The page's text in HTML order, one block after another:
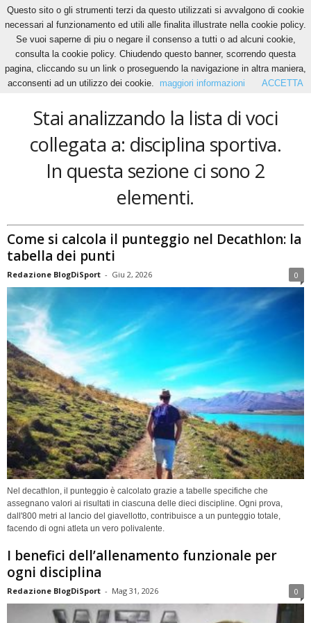
Home Tags Disciplina sportiva
disciplina sportiva
Stai analizzando la lista di voci
collegata a: disciplina sportiva.
In questa sezione ci sono 2
elementi.
Come si calcola il punteggio nel Decathlon: la
tabella dei punti
Redazione BlogDiSport - Giu 2, 2026 0
Nel decathlon, il punteggio è calcolato grazie a tabelle specifiche che
assegnano valori ai risultati in ciascuna delle dieci discipline. Ogni prova,
dall'800 metri al lancio del giavellotto, contribuisce a un punteggio totale,
facendo di ogni atleta un vero polivalente.
I benefici dell’allenamento funzionale per
ogni disciplina
Redazione BlogDiSport - Mag 31, 2026 0
Questo sito o gli strumenti terzi da questo utilizzati si avvalgono di cookie
necessari al funzionamento ed utili alle finalita illustrate nella cookie policy.
Se vuoi saperne di piu o negare il consenso a tutti o ad alcuni cookie,
consulta la cookie policy. Chiudendo questo banner, scorrendo questa
pagina, cliccando su un link o proseguendo la navigazione in altra maniera,
acconsenti ad un utilizzo dei cookie.
maggiori informazioni ACCETTA